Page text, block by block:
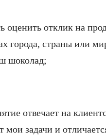
оценить отклик на
города, страны или
шоколад;
отвечает на
мои задачи и